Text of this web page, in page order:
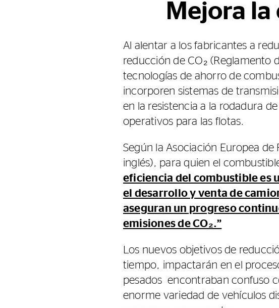
Mejora
Al alentar a los fabricantes a
reducción de CO₂ (Reglamento
tecnologías de ahorro de
incorporen sistemas de
en la resistencia a la rodadura
operativos para las flotas.
Según la Asociación Europea de
inglés), para quien el
eficiencia del combustible es
el desarrollo y venta de
aseguran un progreso
emisiones de CO₂.”
Los nuevos objetivos de
tiempo, impactarán en el
pesados ​​ encontraban confuso
enorme variedad de vehículos